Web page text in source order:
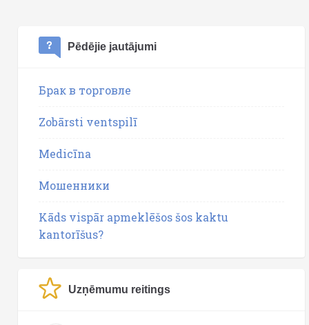
Pēdējie jautājumi
Брак в торговле
Zobārsti ventspilī
Medicīna
Мошенники
Kāds vispār apmeklēšos šos kaktu
kantorīšus?
Uzņēmumu reitings